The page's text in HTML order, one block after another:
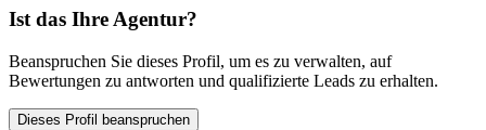
Ist das Ihre Agentur?
Beanspruchen Sie dieses Profil, um es zu verwalten, auf
Bewertungen zu antworten und qualifizierte Leads zu erhalten.
Dieses Profil beanspruchen